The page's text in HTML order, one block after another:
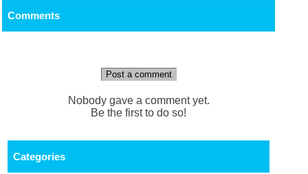
Comments
Post a comment
Nobody gave a comment yet.
Be the first to do so!
Categories